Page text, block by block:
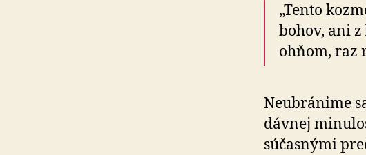
„Tento
bohov, ani
ohňom, raz
Neubránime
dávnej
súčasnými